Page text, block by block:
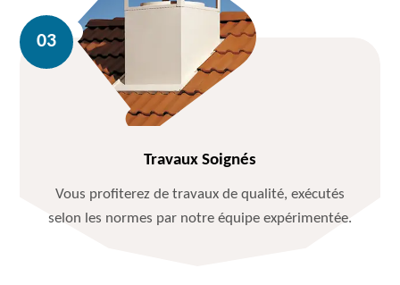
Travaux Soignés
Vous profiterez de travaux de qualité, exécutés
selon les normes par notre équipe expérimentée.